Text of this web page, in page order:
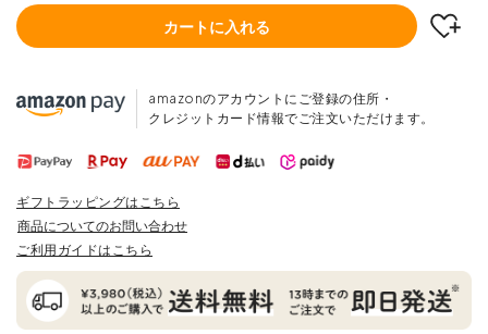
カートに入れる
amazonのアカウントにご登録の住所・
クレジットカード情報でご注文いただけます。
ギフトラッピングはこちら
商品についてのお問い合わせ
ご利用ガイドはこちら